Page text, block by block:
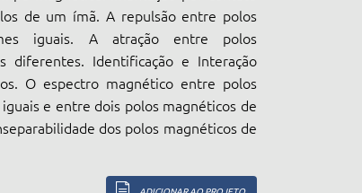
de um ímã. A repulsão entre polos
iguais. A atração entre polos
diferentes. Identificação e Interação
O espectro magnético entre polos
e entre dois polos magnéticos de
dos polos magnéticos de